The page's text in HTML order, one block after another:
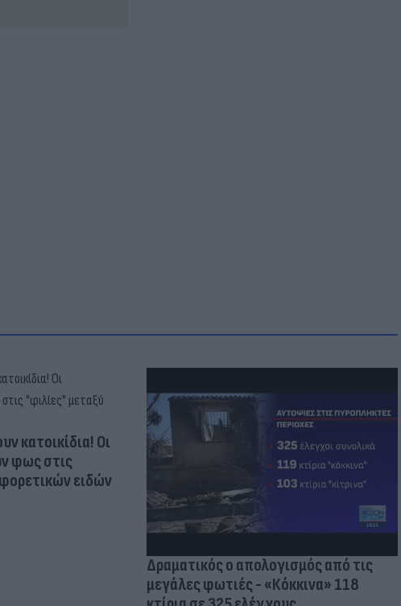
κατοικίδια! Οι
φως στις
ειδών
Δραματικός ο απολογισμός από τις
μεγάλες φωτιές - «Κόκκινα» 118